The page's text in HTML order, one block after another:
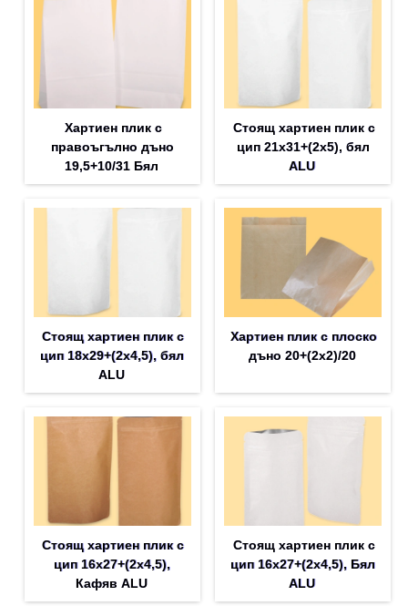
Хартиен плик с
правоъгълно дъно
19,5+10/31 Бял
Стоящ хартиен плик с
цип 21х31+(2х5), бял
ALU
Стоящ хартиен плик с
цип 18х29+(2х4,5), бял
ALU
Хартиен плик с плоско
дъно 20+(2х2)/20
Стоящ хартиен плик с
цип 16х27+(2х4,5),
Кафяв ALU
Стоящ хартиен плик с
цип 16х27+(2х4,5), Бял
ALU